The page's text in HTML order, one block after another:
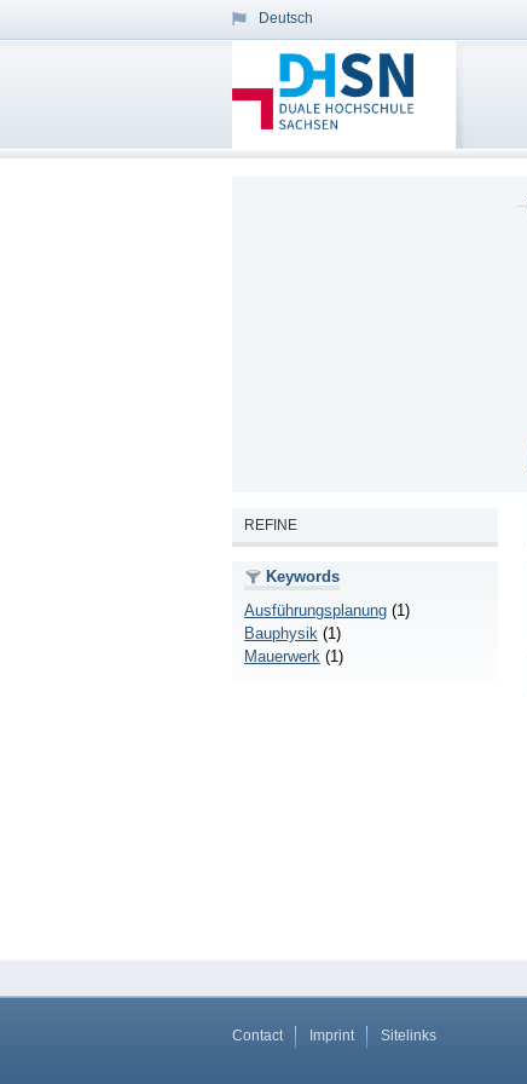
Deutsch
REFINE
Keywords
Ausführungsplanung (1)
Bauphysik (1)
Mauerwerk (1)
Contact Imprint Sitelinks